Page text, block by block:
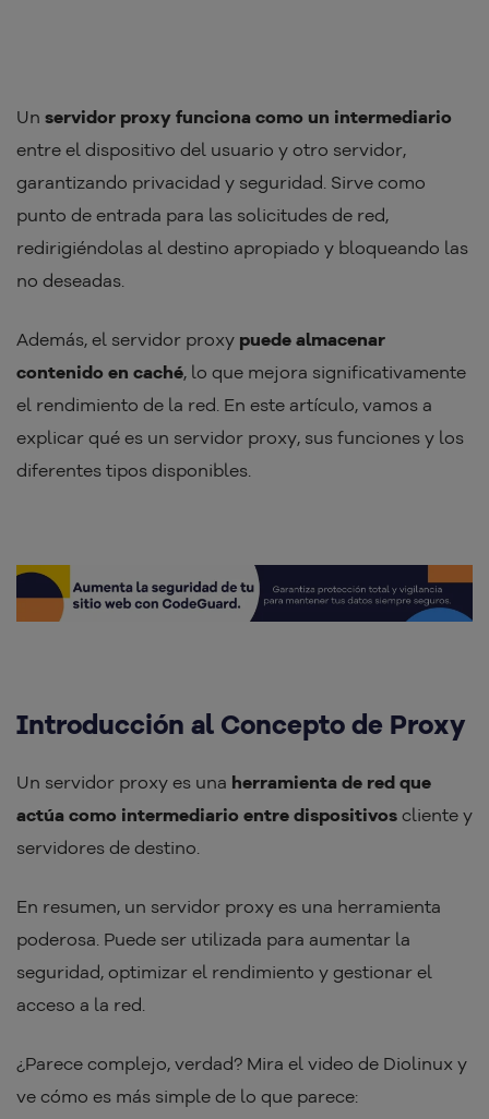
Un servidor proxy funciona como un intermediario
entre el dispositivo del usuario y otro servidor,
garantizando privacidad y seguridad. Sirve como
punto de entrada para las solicitudes de red,
redirigiéndolas al destino apropiado y bloqueando las
no deseadas.
Además, el servidor proxy puede almacenar
contenido en caché, lo que mejora significativamente
el rendimiento de la red. En este artículo, vamos a
explicar qué es un servidor proxy, sus funciones y los
diferentes tipos disponibles.
Introducción al Concepto de Proxy
Un servidor proxy es una herramienta de red que
actúa como intermediario entre dispositivos cliente y
servidores de destino.
En resumen, un servidor proxy es una herramienta
poderosa. Puede ser utilizada para aumentar la
seguridad, optimizar el rendimiento y gestionar el
acceso a la red.
¿Parece complejo, verdad? Mira el video de Diolinux y
ve cómo es más simple de lo que parece: